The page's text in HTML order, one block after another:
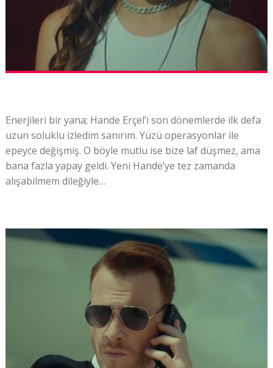
Enerjileri bir yana; Hande Erçel’i son dönemlerde ilk defa
uzun soluklu izledim sanırım. Yüzü operasyonlar ile
epeyce değişmiş. O böyle mutlu ise bize laf düşmez, ama
bana fazla yapay geldi. Yeni Hande’ye tez zamanda
alışabilmem dileğiyle…